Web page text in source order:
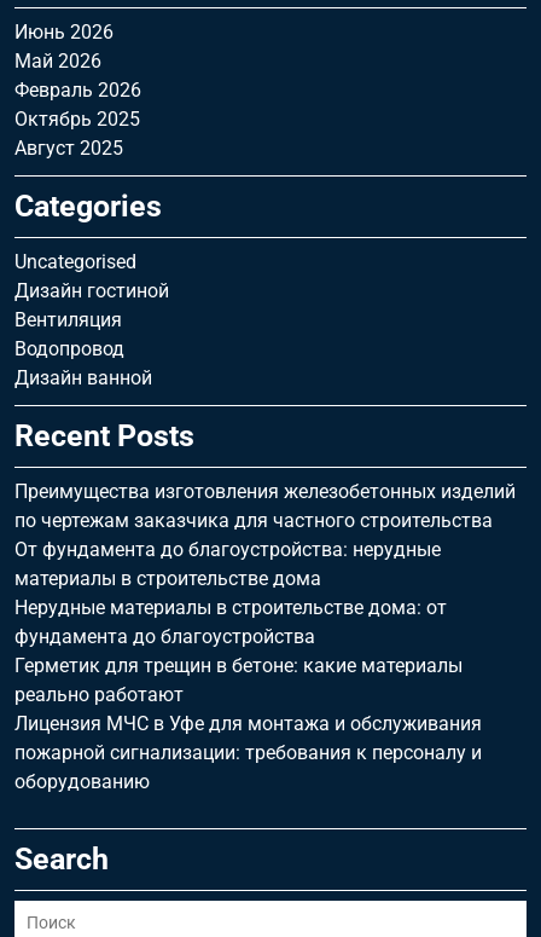
Июнь 2026
Май 2026
Февраль 2026
Октябрь 2025
Август 2025
Categories
Uncategorised
Дизайн гостиной
Вентиляция
Водопровод
Дизайн ванной
Recent Posts
Преимущества изготовления железобетонных изделий
по чертежам заказчика для частного строительства
От фундамента до благоустройства: нерудные
материалы в строительстве дома
Нерудные материалы в строительстве дома: от
фундамента до благоустройства
Герметик для трещин в бетоне: какие материалы
реально работают
Лицензия МЧС в Уфе для монтажа и обслуживания
пожарной сигнализации: требования к персоналу и
оборудованию
Search